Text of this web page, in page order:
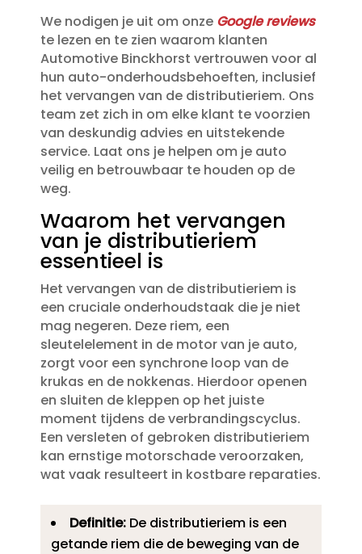
We nodigen je uit om onze Google reviews
te lezen en te zien waarom klanten
Automotive Binckhorst vertrouwen voor al
hun auto-onderhoudsbehoeften, inclusief
het vervangen van de distributieriem.​ Ons
team zet zich in om elke klant te voorzien
van deskundig advies en uitstekende
service.​ Laat ons je helpen om je auto
veilig en betrouwbaar te houden op de
weg.​
Waarom het vervangen
van je distributieriem
essentieel is
Het vervangen van de distributieriem is
een cruciale onderhoudstaak die je niet
mag negeren.​ Deze riem, een
sleutelelement in de motor van je auto,
zorgt voor een synchrone loop van de
krukas en de nokkenas.​ Hierdoor openen
en sluiten de kleppen op het juiste
moment tijdens de verbrandingscyclus.​
Een versleten of gebroken distributieriem
kan ernstige motorschade veroorzaken,
wat vaak resulteert in kostbare reparaties.​
Definitie:De distributieriem is een
getande riem die de beweging van de